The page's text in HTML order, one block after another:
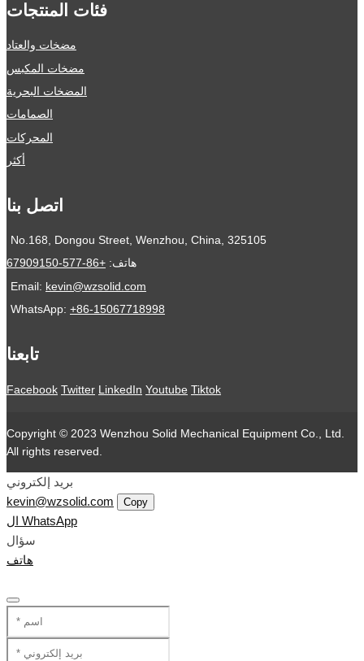
فئات المنتجات
مضخات والعتاد
مضخات المكبس
المضخات البحرية
الصمامات
المحركات
أكثر
اتصل بنا
No.168, Dongou Street, Wenzhou, China, 325105
هاتف: +86-577-67909150
Email: kevin@wzsolid.com
WhatsApp: +86-15067718998
تابعنا
Facebook Twitter LinkedIn Youtube Tiktok
Copyright © 2023 Wenzhou Solid Mechanical Equipment Co., Ltd.
All rights reserved.
بريد إلكتروني
kevin@wzsolid.com
Copy
ال WhatsApp
سؤال
هاتف